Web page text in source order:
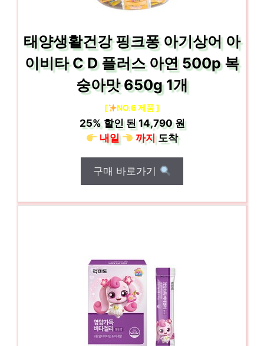
태양생활건강 핑크퐁 아기상어 아
이비타 C D 플러스 아연 500p 복
숭아맛 650g 1개
[ NO.6 제품 ]
25%할인 된14,790 원
내일
까지도착
구매 바로가기